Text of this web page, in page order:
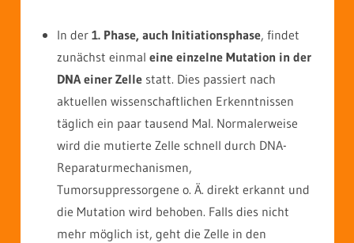
In der1. Phase, auch Initiationsphase, findet
zunächst einmaleine einzelne Mutation in der
DNA einer Zelle statt. Dies passiert nach
aktuellen wissenschaftlichen Erkenntnissen
täglich ein paar tausend Mal. Normalerweise
wird die mutierte Zelle schnell durch DNA-
Reparaturmechanismen,
Tumorsuppressorgene o. Ä. direkt erkannt und
die Mutation wird behoben. Falls dies nicht
mehr möglich ist, geht die Zelle in den